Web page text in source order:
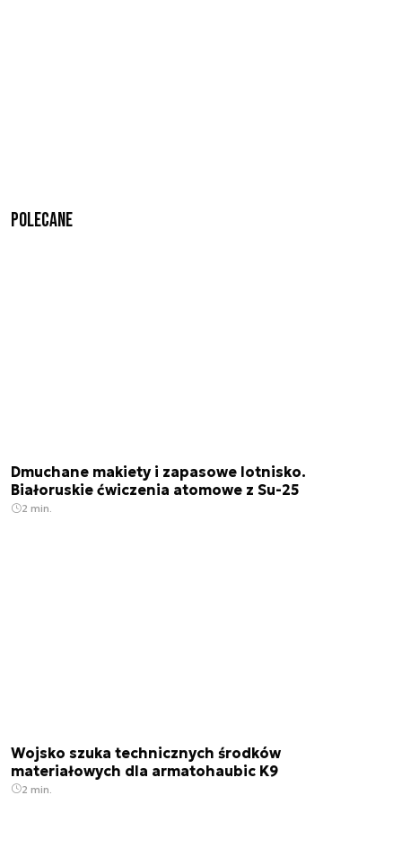
Polecane
Dmuchane makiety i zapasowe lotnisko.
Białoruskie ćwiczenia atomowe z Su-25
2 min.
Wojsko szuka technicznych środków
materiałowych dla armatohaubic K9
2 min.